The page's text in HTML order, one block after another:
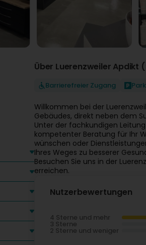
Über Luerenzweiler Apdikt
Barrierefreier Zugang
Willkommen bei der
Gebäudes, direkt neben dem
Unter der fachkundigen
kompetenter Beratung für Ihr
wünschen oder
Ihres Weges zu besserer
Besuchen Sie uns in der
erreichen.
Nutzerbewertungen
4 Sterne und mehr
3 Sterne
2 Sterne und weniger